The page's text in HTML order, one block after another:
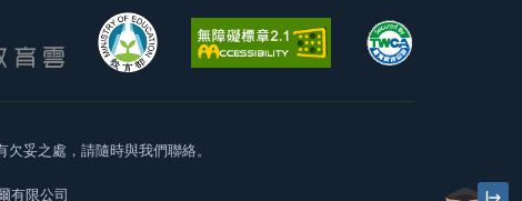
欠妥之處，請隨時與我們聯絡。
有限公司